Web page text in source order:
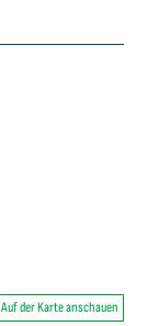
Auf der Karte anschauen